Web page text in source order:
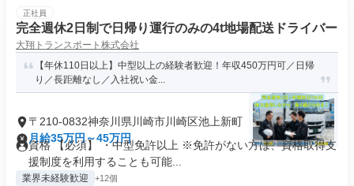
正社員
完全週休2日制で日帰り運行のみの4t地場配送ドライバー
大翔トランスポート株式会社
【年休110日以上】中型以上の経験者歓迎！年収450万円可／日帰
り／長距離なし／入社祝い金...
〒210-0832神奈川県川崎市川崎区池上新町
月給35万円～45万円
資格 【必須】 ・中型免許以上 ※免許がない方は、資格取得支
援制度を利用することも可能...
業界未経験歓迎 +12個